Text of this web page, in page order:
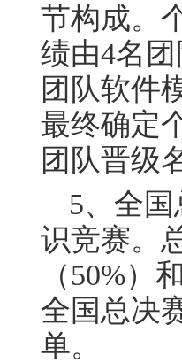
节构成。
绩由4名
团队软件
最终确定
团队晋级
5、全
识竞赛。
（50%）
全国总决
单。